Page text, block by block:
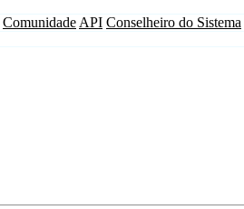
Comunidade API Conselheiro do Sistema